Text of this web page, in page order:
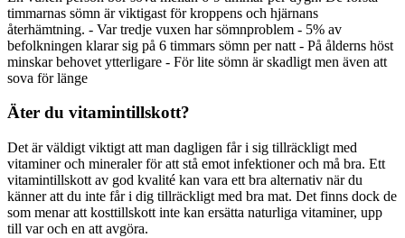
timmarnas sömn är viktigast för kroppens och hjärnans
återhämtning. - Var tredje vuxen har sömnproblem - 5% av
befolkningen klarar sig på 6 timmars sömn per natt - På ålderns höst
minskar behovet ytterligare - För lite sömn är skadligt men även att
sova för länge
Äter du vitamintillskott?
Det är väldigt viktigt att man dagligen får i sig tillräckligt med
vitaminer och mineraler för att stå emot infektioner och må bra. Ett
vitamintillskott av god kvalité kan vara ett bra alternativ när du
känner att du inte får i dig tillräckligt med bra mat. Det finns dock de
som menar att kosttillskott inte kan ersätta naturliga vitaminer, upp
till var och en att avgöra.